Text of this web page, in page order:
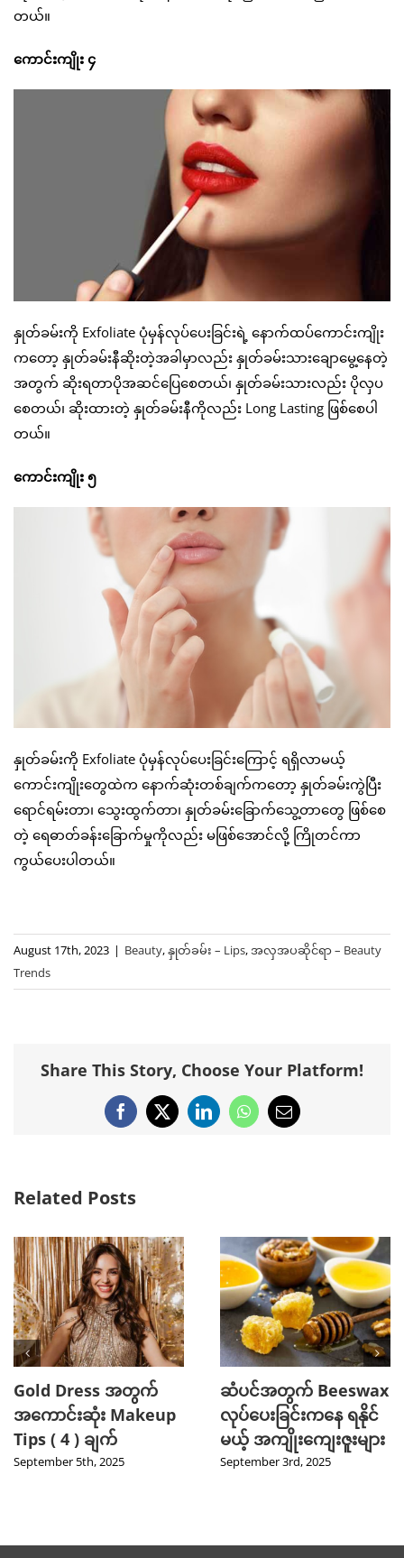
တယ်။
ကောင်းကျိုး ၄
နှုတ်ခမ်းကို Exfoliate ပုံမှန်လုပ်ပေးခြင်းရဲ့ နောက်ထပ်ကောင်းကျိုး
ကတော့ နှုတ်ခမ်းနီဆိုးတဲ့အခါမှာလည်း နှုတ်ခမ်းသားချောမွေ့နေတဲ့
အတွက် ဆိုးရတာပိုအဆင်ပြေစေတယ်၊ နှုတ်ခမ်းသားလည်း ပိုလှပ
စေတယ်၊ ဆိုးထားတဲ့ နှုတ်ခမ်းနီကိုလည်း Long Lasting ဖြစ်စေပါ
တယ်။
ကောင်းကျိုး ၅
နှုတ်ခမ်းကို Exfoliate ပုံမှန်လုပ်ပေးခြင်းကြောင့် ရရှိလာမယ့်
ကောင်းကျိုးတွေထဲက နောက်ဆုံးတစ်ချက်ကတော့ နှုတ်ခမ်းကွဲပြီး
ရောင်ရမ်းတာ၊ သွေးထွက်တာ၊ နှုတ်ခမ်းခြောက်သွေ့တာတွေ ဖြစ်စေ
တဲ့ ရေဓာတ်ခန်းခြောက်မှုကိုလည်း မဖြစ်အောင်လို့ ကြိုတင်ကာ
ကွယ်ပေးပါတယ်။
August 17th, 2023 | Beauty,နှုတ်ခမ်း – Lips,အလှအပဆိုင်ရာ – Beauty
Trends
Share This Story, Choose Your Platform!
Facebook
X LinkedInWhatsApp
Email
Related Posts
Gold Dress အတွက်
အကောင်းဆုံး Makeup
Tips ( 4 ) ချက်
September 5th, 2025
ဆံပင်အတွက် Beeswax
လုပ်ပေးခြင်းကနေ ရနိုင်
မယ့် အကျိုးကျေးဇူးများ
September 3rd, 2025